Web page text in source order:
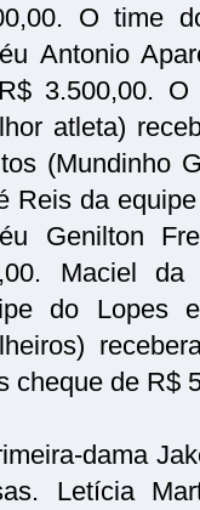
O time
Antonio
3.500,00.
atleta)
(Mundinho
Reis da
Genilton
Maciel
do Lopes
cheque de R$
dama
Letícia